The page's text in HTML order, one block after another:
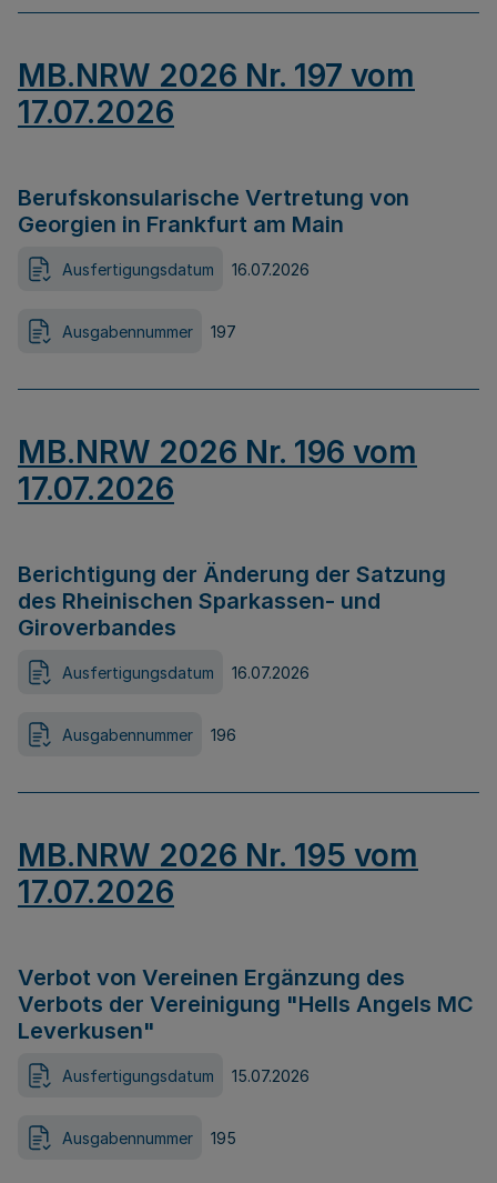
MB.NRW 2026 Nr. 197 vom
17.07.2026
Berufskonsularische Vertretung von
Georgien in Frankfurt am Main
Ausfertigungsdatum 16.07.2026
Ausgabennummer 197
MB.NRW 2026 Nr. 196 vom
17.07.2026
Berichtigung der Änderung der Satzung
des Rheinischen Sparkassen- und
Giroverbandes
Ausfertigungsdatum 16.07.2026
Ausgabennummer 196
MB.NRW 2026 Nr. 195 vom
17.07.2026
Verbot von Vereinen Ergänzung des
Verbots der Vereinigung "Hells Angels MC
Leverkusen"
Ausfertigungsdatum 15.07.2026
Ausgabennummer 195